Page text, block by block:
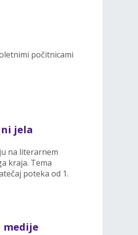
počitnicami
jela
na literarnem
kraja. Tema
poteka od 1.
medije